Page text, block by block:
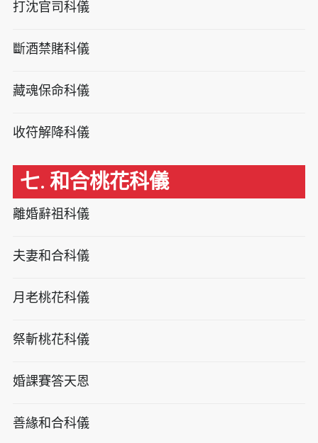
打沈官司科儀
斷酒禁賭科儀
藏魂保命科儀
收符解降科儀
七. 和合桃花科儀
離婚辭祖科儀
夫妻和合科儀
月老桃花科儀
祭斬桃花科儀
婚課賽答天恩
善緣和合科儀